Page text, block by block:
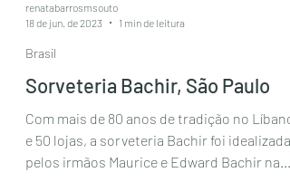
18 de jun. de 2023
Brasil
Sorveteria Bachir, São Paulo
Com mais de 80 anos de tradição no Líbano
e 50 lojas, a sorveteria Bachir foi idealizada